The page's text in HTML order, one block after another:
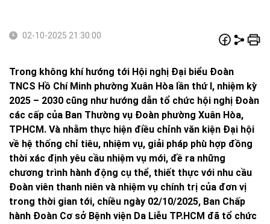
02-10-2025 21:30:00
Trong không khí hướng tới Hội nghị Đại biểu Đoàn
TNCS Hồ Chí Minh phường Xuân Hòa lần thứ I, nhiệm kỳ
2025 – 2030 cũng như hướng dẫn tổ chức hội nghị Đoàn
các cấp của Ban Thường vụ Đoàn phường Xuân Hòa,
TPHCM. Và nhằm thực hiện điều chỉnh văn kiện Đại hội
về hệ thống chỉ tiêu, nhiệm vụ, giải pháp phù hợp đồng
thời xác định yêu cầu nhiệm vụ mới, đề ra những
chương trình hành động cụ thể, thiết thực với nhu cầu
Đoàn viên thanh niên và nhiệm vụ chính trị của đơn vị
trong thời gian tới, chiều ngày 02/10/2025, Ban Chấp
hành Đoàn Cơ sở Bệnh viện Da Liễu TP.HCM đã tổ chức